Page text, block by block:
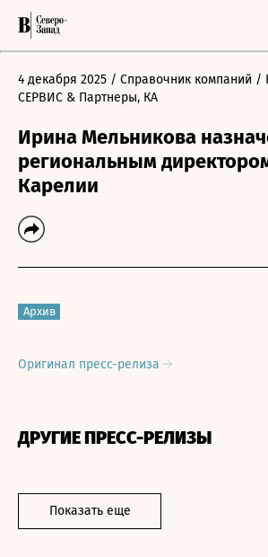
4 декабря 2025 / Справочник компаний /
СЕРВИС & Партнеры, КА
Ирина Мельникова
региональным
Карелии
Архив
Оригинал пресс-релиза
ДРУГИЕ ПРЕСС-РЕЛИЗЫ
Показать еще